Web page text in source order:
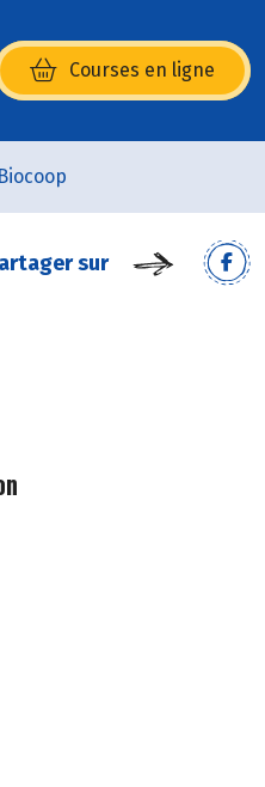
Courses en ligne
fenêtre)
sur